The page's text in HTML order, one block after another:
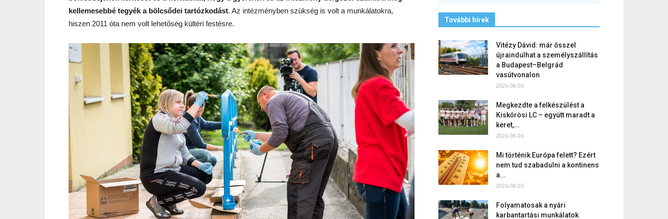
kellemesebbé tegyék a bölcsődei tartózkodást. Az intézményben szükség is volt a munkálatokra,
hiszen 2011 óta nem volt lehetőség kültéri festésre.
További hírek
Vitézy Dávid: már ősszel
újraindulhat a személyszállítás
a Budapest–Belgrád
vasútvonalon
2026-08-06
Megkezdte a felkészülést a
Kiskőrösi LC – együtt maradt a
keret,...
2026-08-06
Mi történik Európa felett? Ezért
nem tud szabadulni a kontinens
a...
2026-08-05
Folyamatosak a nyári
karbantartási munkálatok